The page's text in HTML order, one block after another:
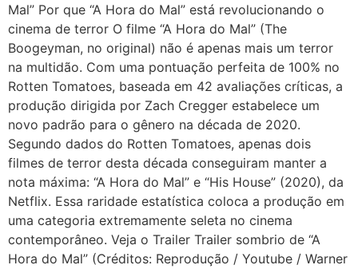
Mal” Por que “A Hora do Mal” está revolucionando o
cinema de terror O filme “A Hora do Mal” (The
Boogeyman, no original) não é apenas mais um terror
na multidão. Com uma pontuação perfeita de 100% no
Rotten Tomatoes, baseada em 42 avaliações críticas, a
produção dirigida por Zach Cregger estabelece um
novo padrão para o gênero na década de 2020.
Segundo dados do Rotten Tomatoes, apenas dois
filmes de terror desta década conseguiram manter a
nota máxima: “A Hora do Mal” e “His House” (2020), da
Netflix. Essa raridade estatística coloca a produção em
uma categoria extremamente seleta no cinema
contemporâneo. Veja o Trailer Trailer sombrio de “A
Hora do Mal” (Créditos: Reprodução / Youtube / Warner